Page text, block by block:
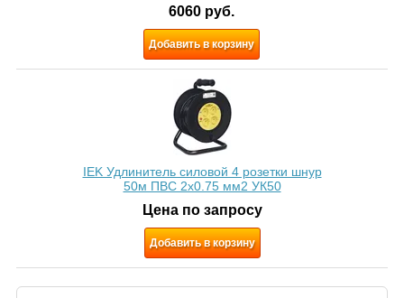
6060 руб.
Добавить в корзину
IEK Удлинитель силовой 4 розетки шнур
50м ПВС 2х0.75 мм2 УК50
Цена по запросу
Добавить в корзину